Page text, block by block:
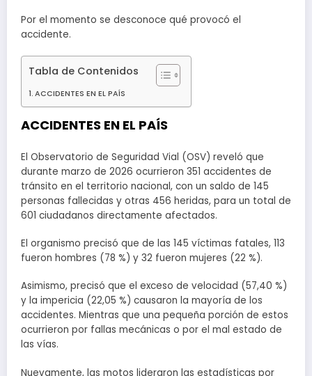
Por el momento se desconoce qué provocó el
accidente.
Tabla de Contenidos
ACCIDENTES EN EL PAÍS
ACCIDENTES EN EL PAÍS
El Observatorio de Seguridad Vial (OSV) reveló que
durante marzo de 2026 ocurrieron 351 accidentes de
tránsito en el territorio nacional, con un saldo de 145
personas fallecidas y otras 456 heridas, para un total de
601 ciudadanos directamente afectados.
El organismo precisó que de las 145 víctimas fatales, 113
fueron hombres (78 %) y 32 fueron mujeres (22 %).
Asimismo, precisó que el exceso de velocidad (57,40 %)
y la impericia (22,05 %) causaron la mayoría de los
accidentes. Mientras que una pequeña porción de estos
ocurrieron por fallas mecánicas o por el mal estado de
las vías.
Nuevamente, las motos lideraron las estadísticas por